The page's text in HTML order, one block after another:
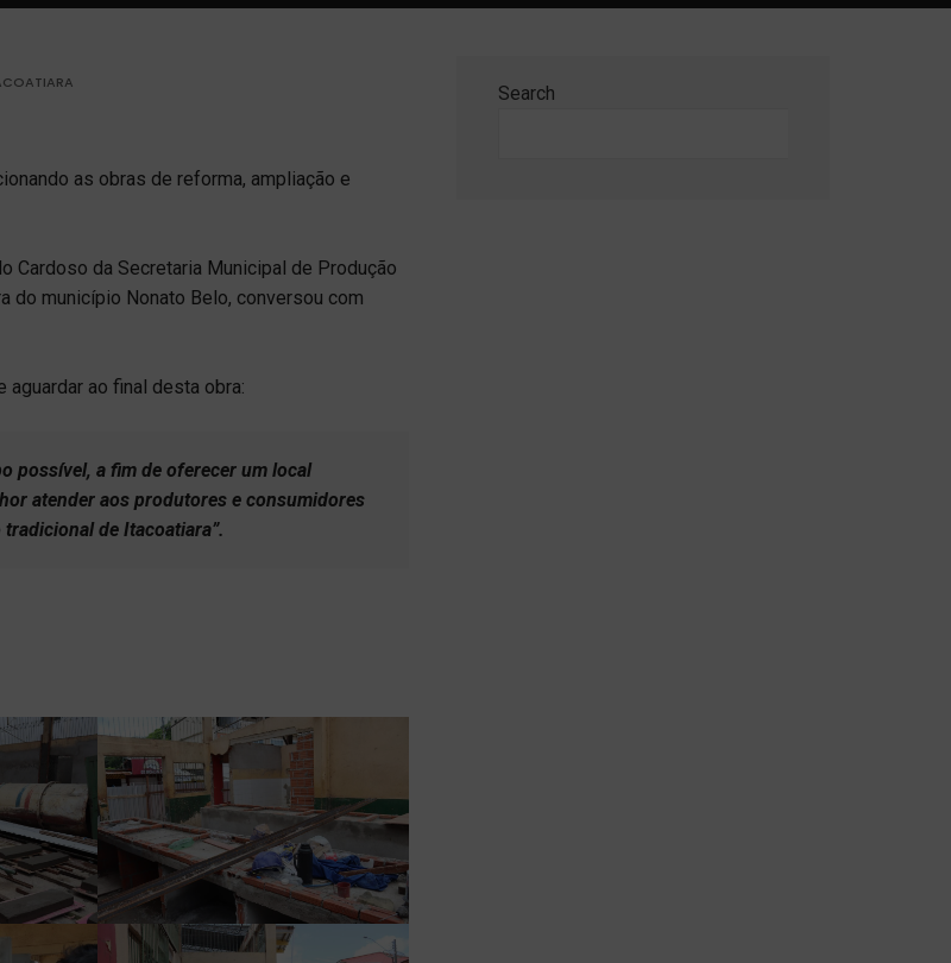
as obras de reforma, ampliação e
Cardoso da Secretaria Municipal de Produção
do município Nonato Belo, conversou com
ao final desta obra:
possível, a fim de oferecer um local
atender aos produtores e consumidores
de Itacoatiara”.
Search